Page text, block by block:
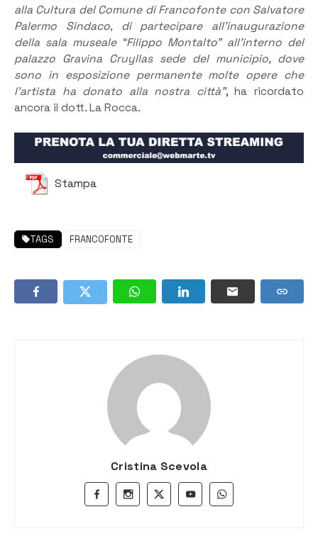
alla Cultura del Comune di Francofonte con Salvatore
Palermo Sindaco, di partecipare all’inaugurazione
della sala museale “Filippo Montalto” all’interno del
palazzo Gravina Cruyllas sede del municipio, dove
sono in esposizione permanente molte opere che
l’artista ha donato alla nostra città”, ha ricordato
ancora il dott. La Rocca.
Stampa
TAGS FRANCOFONTE
Cristina Scevola